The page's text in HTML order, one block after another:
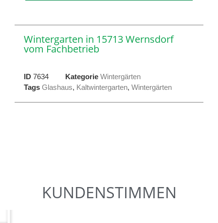
Wintergarten in 15713 Wernsdorf
vom Fachbetrieb
ID 7634 Kategorie Wintergärten
Tags Glashaus, Kaltwintergarten, Wintergärten
KUNDENSTIMMEN